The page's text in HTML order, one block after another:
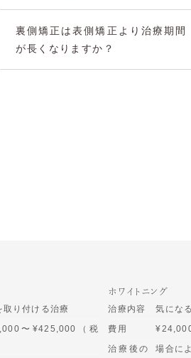
裏側矯正は表側矯正より治療期間
が長くなりますか？
り付ける治療
〜¥425,000（税
ホワイトニング
治療内容
気にな
費用
治療後の
場合に